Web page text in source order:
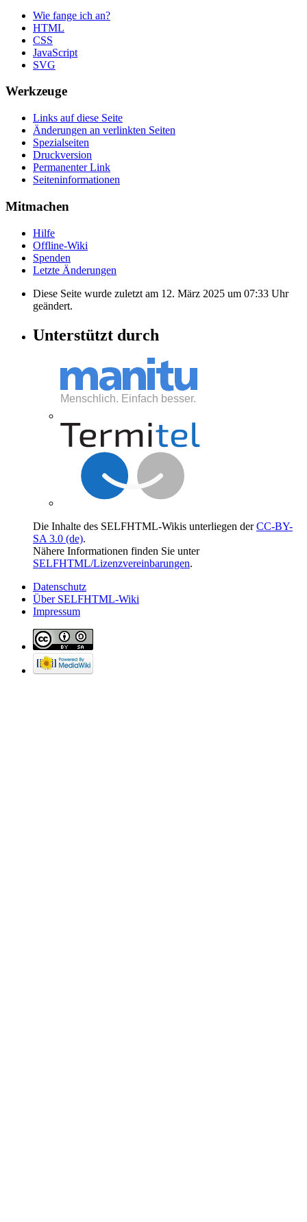
Wie fange ich an?
HTML
CSS
JavaScript
SVG
Werkzeuge
Links auf diese Seite
Änderungen an verlinkten Seiten
Spezialseiten
Druckversion
Permanenter Link
Seiten­informationen
Mitmachen
Hilfe
Offline-Wiki
Spenden
Letzte Änderungen
Diese Seite wurde zuletzt am 12. März 2025 um 07:33 Uhr
geändert.
Unterstützt durch
Die Inhalte des SELFHTML-Wikis unterliegen derCC-BY-
SA 3.0 (de).
Nähere Informationen finden Sie unter
SELFHTML/Lizenzvereinbarungen.
Datenschutz
Über SELFHTML-Wiki
Impressum